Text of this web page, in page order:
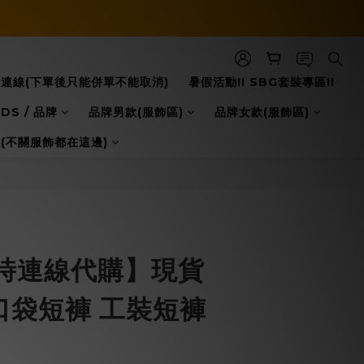
線(下單後只能併單不能取消) 暑假活動!! SBG套裝專區!!
/ 品牌 品牌男款(服飾區) 品牌女款(服飾區)
關服飾都在這邊)
連線代購】現貨
袋短褲 工裝短褲
立即購買